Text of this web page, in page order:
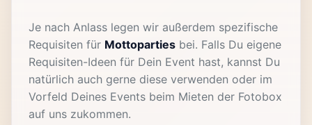
Je nach Anlass legen wir außerdem spezifische
Requisiten für Mottoparties bei. Falls Du eigene
Requisiten-Ideen für Dein Event hast, kannst Du
natürlich auch gerne diese verwenden oder im
Vorfeld Deines Events beim Mieten der Fotobox
auf uns zukommen.